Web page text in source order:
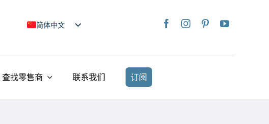
简体中文
日本語
Français
查找零售商 联系我们 订阅